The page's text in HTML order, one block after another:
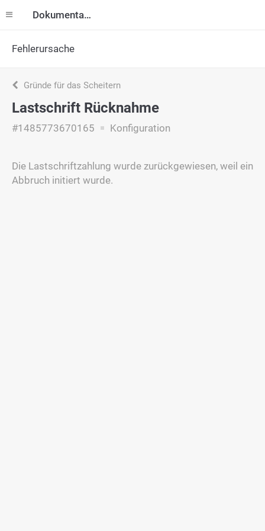
Dokumentation
Fehlerursache
Gründe für das Scheitern
Lastschrift Rücknahme
#1485773670165 Konfiguration
Die Lastschriftzahlung wurde zurückgewiesen, weil ein
Abbruch initiert wurde.